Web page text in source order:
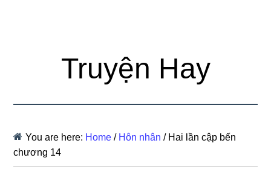
Truyện Hay
You are here: Home / Hôn nhân /Hai lần cập bến
chương 14